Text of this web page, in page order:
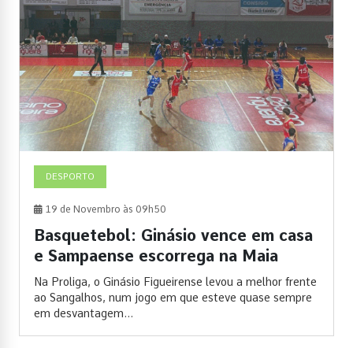
DESPORTO
19 de Novembro às 09h50
Basquetebol: Ginásio vence em casa
e Sampaense escorrega na Maia
Na Proliga, o Ginásio Figueirense levou a melhor frente
ao Sangalhos, num jogo em que esteve quase sempre
em desvantagem...